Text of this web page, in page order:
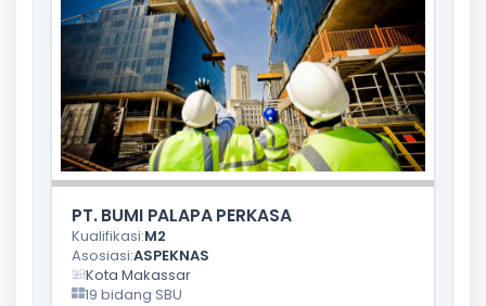
PT. BUMI PALAPA PERKASA
Kualifikasi:M2
Asosiasi:ASPEKNAS
Kota Makassar
19 bidang SBU